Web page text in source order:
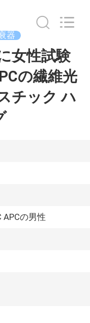
器
女性試験
の繊維光
チック ハ
APCの男性